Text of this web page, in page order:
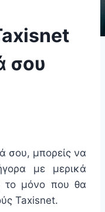
σου
σου, μπορείς να
με μερικά
το μόνο που θα
Taxisnet.